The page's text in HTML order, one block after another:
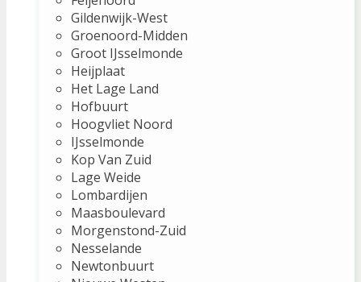
Gildenwijk-West
Groenoord-Midden
Groot IJsselmonde
Heijplaat
Het Lage Land
Hofbuurt
Hoogvliet Noord
IJsselmonde
Kop Van Zuid
Lage Weide
Lombardijen
Maasboulevard
Morgenstond-Zuid
Nesselande
Newtonbuurt